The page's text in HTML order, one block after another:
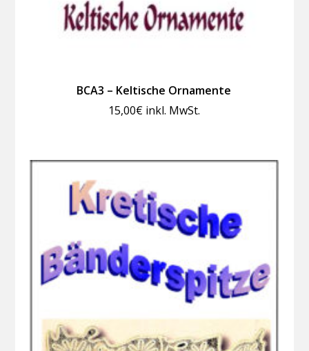
BCA3 – Keltische Ornamente
15,00€ inkl. MwSt.